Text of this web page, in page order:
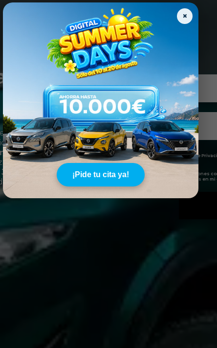
mano y
Nissan de segunda
del mercado.
de calidad
Modelos como el
Nissan Micra
y total transparencia
*He leído y acepto laPolítica de
Sí, deseo recibir comunicaciones
Auto pudiendo estar basadas en
×
¡Pide tu cita ya!